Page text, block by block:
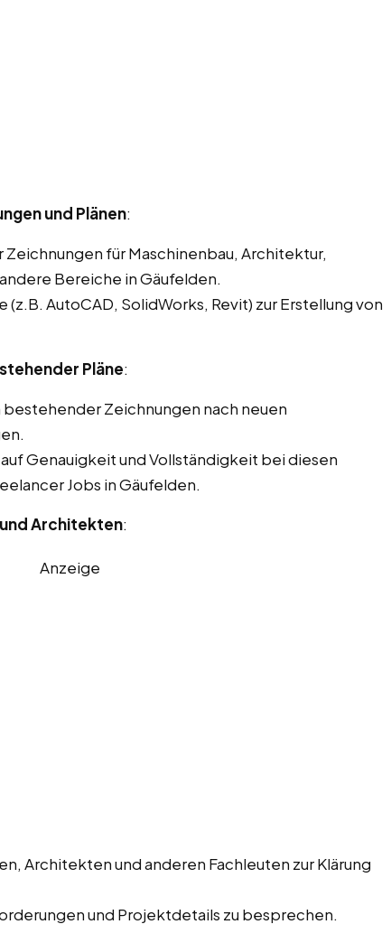
und Plänen:
für Maschinenbau, Architektur,
Bereiche in Gäufelden.
AutoCAD, SolidWorks, Revit) zur Erstellung von
Pläne:
Zeichnungen nach neuen
Genauigkeit und Vollständigkeit bei diesen
Jobs in Gäufelden.
Architekten:
Anzeige
Architekten und anderen Fachleuten zur Klärung
und Projektdetails zu besprechen.